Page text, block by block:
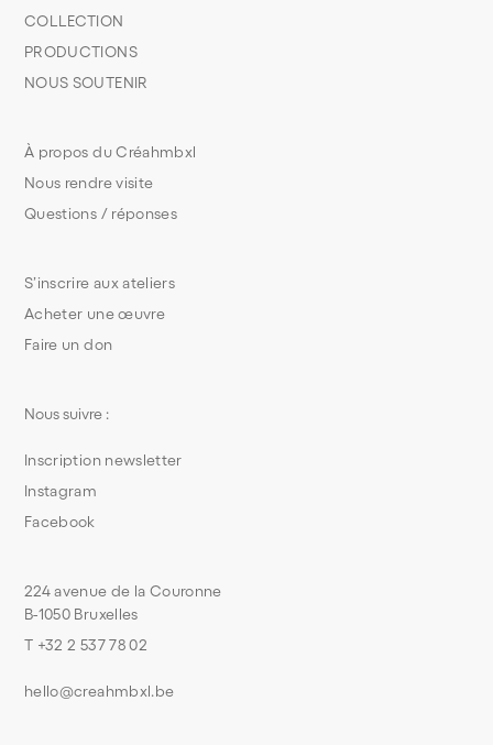
S’inscrire aux ateliers
Acheter une œuvre
Faire un don
À propos du Créahmbxl
Nous rendre visite
Questions / réponses
COLLECTION
PRODUCTIONS
NOUS SOUTENIR
224 avenue de la Couronne
B-1050 Bruxelles
T +32 2 537 78 02
hello@creahmbxl.be
Nous suivre :
Inscription newsletter
Instagram
Facebook